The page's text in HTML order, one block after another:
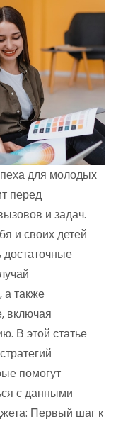
для молодых
перед
и задач.
и своих детей
а также
включая
В этой статье
помогут
с данными
Первый шаг к